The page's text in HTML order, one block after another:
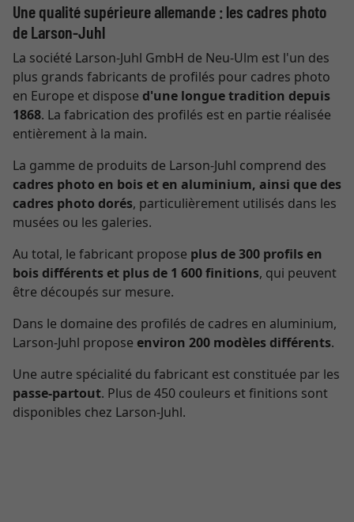
Une qualité supérieure allemande : les cadres photo
de Larson-Juhl
La société Larson-Juhl GmbH de Neu-Ulm est l'un des
plus grands fabricants de profilés pour cadres photo
en Europe et dispose d'une longue tradition depuis
1868. La fabrication des profilés est en partie réalisée
entièrement à la main.
La gamme de produits de Larson-Juhl comprend des
cadres photo en bois et en aluminium, ainsi que des
cadres photo dorés, particulièrement utilisés dans les
musées ou les galeries.
Au total, le fabricant propose plus de 300 profils en
bois différents et plus de 1 600 finitions, qui peuvent
être découpés sur mesure.
Dans le domaine des profilés de cadres en aluminium,
Larson-Juhl propose environ 200 modèles différents.
Une autre spécialité du fabricant est constituée par les
passe-partout. Plus de 450 couleurs et finitions sont
disponibles chez Larson-Juhl.